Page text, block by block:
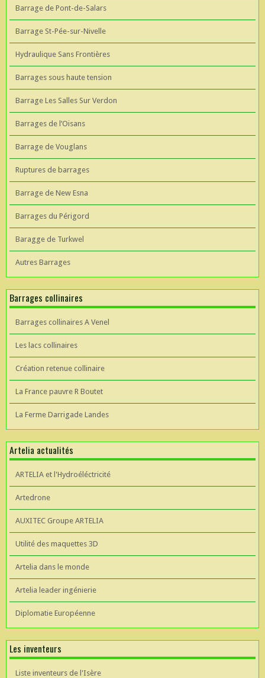
Barrage de Pont-de-Salars
Barrage St-Pée-sur-Nivelle
Hydraulique Sans Frontières
Barrages sous haute tension
Barrage Les Salles Sur Verdon
Barrages de l’Oisans
Barrage de Vouglans
Ruptures de barrages
Barrage de New Esna
Barrages du Périgord
Baragge de Turkwel
Autres Barrages
Barrages collinaires
Barrages collinaires A Venel
Les lacs collinaires
Création retenue collinaire
La France pauvre R Boutet
La Ferme Darrigade Landes
Artelia actualités
ARTELIA et l'Hydroéléctricité
Artedrone
AUXITEC Groupe ARTELIA
Utilité des maquettes 3D
Artelia dans le monde
Artelia leader ingénierie
Diplomatie Européenne
Les inventeurs
Liste inventeurs de l'Isère